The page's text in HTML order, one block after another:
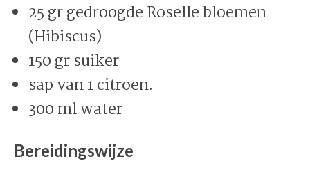
25 gr gedroogde Roselle bloemen
(Hibiscus)
150 gr suiker
sap van 1 citroen.
300 ml water
Bereidingswijze